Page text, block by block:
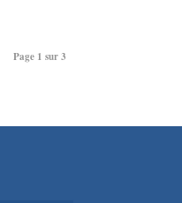
Page 1 sur 3